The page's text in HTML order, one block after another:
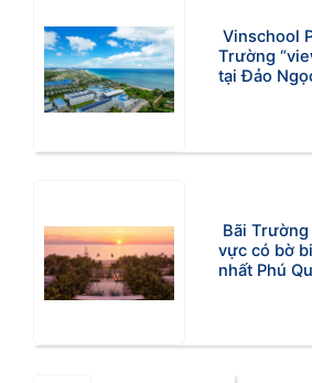
Vinschool
Trường
tại Đảo
Bãi Trường
vực có bờ
nhất Phú